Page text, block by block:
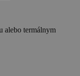
alebo termálnym